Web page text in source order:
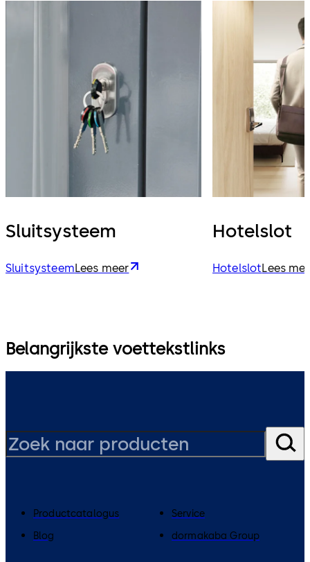
Sluitsysteem
SluitsysteemLees meer
Hotelslot
HotelslotLees
Belangrijkste voettekstlinks
Productcatalogus
Service
Blog
dormakaba Group